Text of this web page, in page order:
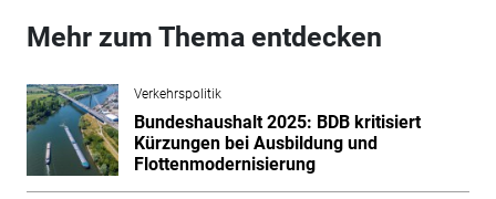
Mehr zum Thema entdecken
Verkehrspolitik
Bundeshaushalt 2025: BDB kritisiert
Kürzungen bei Ausbildung und
Flottenmodernisierung